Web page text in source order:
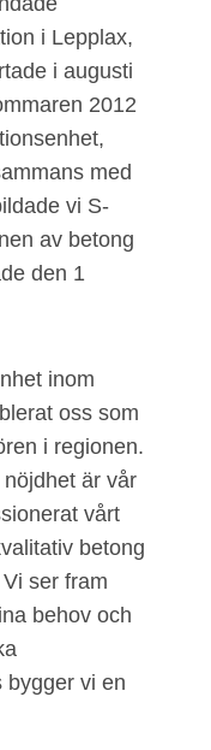
i Lepplax,
i augusti
2012
med
vi S-
av betong
den 1
inom
oss som
i regionen.
är vår
vårt
betong
ser fram
behov och
bygger vi en